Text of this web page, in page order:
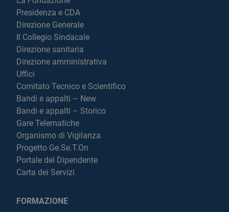
Presidenza e CDA
Direzione Generale
Il Collegio Sindacale
Direzione sanitaria
Direzione amministrativa
Uffici
Comitato Tecnico e Scientifico
Bandi e appalti – New
Bandi e appalti – Storico
Gare Telematiche
Organismo di Vigilanza
Progetto Ge.Se.T.On
Portale del Dipendente
Carta dei Servizi
FORMAZIONE